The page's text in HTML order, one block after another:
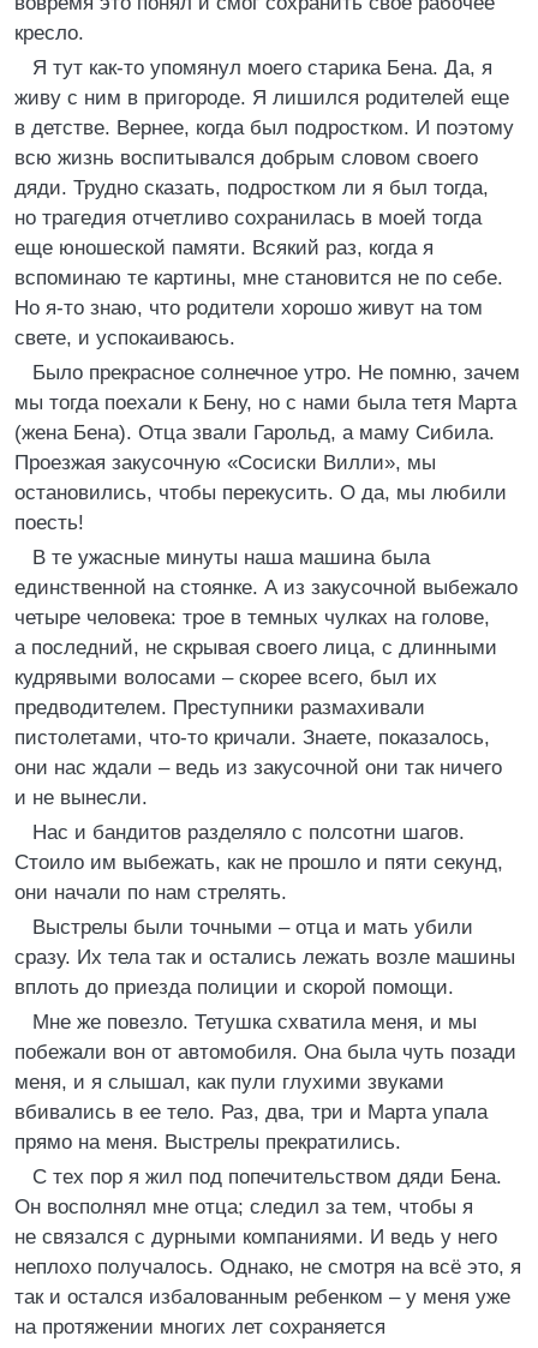
кресло.
Я тут как-то упомянул моего старика Бена. Да, я
живу с ним в пригороде. Я лишился родителей еще
в детстве. Вернее, когда был подростком. И поэтому
всю жизнь воспитывался добрым словом своего
дяди. Трудно сказать, подростком ли я был тогда,
но трагедия отчетливо сохранилась в моей тогда
еще юношеской памяти. Всякий раз, когда я
вспоминаю те картины, мне становится не по себе.
Но я-то знаю, что родители хорошо живут на том
свете, и успокаиваюсь.
Было прекрасное солнечное утро. Не помню, зачем
мы тогда поехали к Бену, но с нами была тетя Марта
(жена Бена). Отца звали Гарольд, а маму Сибила.
Проезжая закусочную «Сосиски Вилли», мы
остановились, чтобы перекусить. О да, мы любили
поесть!
В те ужасные минуты наша машина была
единственной на стоянке. А из закусочной выбежало
четыре человека: трое в темных чулках на голове,
а последний, не скрывая своего лица, с длинными
кудрявыми волосами – скорее всего, был их
предводителем. Преступники размахивали
пистолетами, что-то кричали. Знаете, показалось,
они нас ждали – ведь из закусочной они так ничего
и не вынесли.
Нас и бандитов разделяло с полсотни шагов.
Стоило им выбежать, как не прошло и пяти секунд,
они начали по нам стрелять.
Выстрелы были точными – отца и мать убили
сразу. Их тела так и остались лежать возле машины
вплоть до приезда полиции и скорой помощи.
Мне же повезло. Тетушка схватила меня, и мы
побежали вон от автомобиля. Она была чуть позади
меня, и я слышал, как пули глухими звуками
вбивались в ее тело. Раз, два, три и Марта упала
прямо на меня. Выстрелы прекратились.
С тех пор я жил под попечительством дяди Бена.
Он восполнял мне отца; следил за тем, чтобы я
не связался с дурными компаниями. И ведь у него
неплохо получалось. Однако, не смотря на всё это, я
так и остался избалованным ребенком – у меня уже
на протяжении многих лет сохраняется